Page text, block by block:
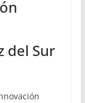
del Sur